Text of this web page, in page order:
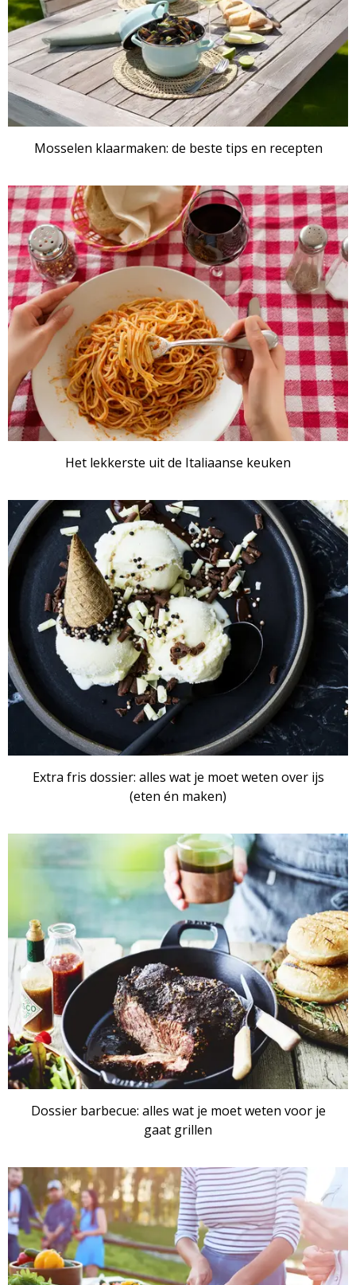
Mosselen klaarmaken: de beste tips en recepten
ARTIKEL
Het lekkerste uit de Italiaanse keuken
ARTIKEL
Extra fris dossier: alles wat je moet weten over ijs
(eten én maken)
ARTIKEL
Dossier barbecue: alles wat je moet weten voor je
gaat grillen
ARTIKEL